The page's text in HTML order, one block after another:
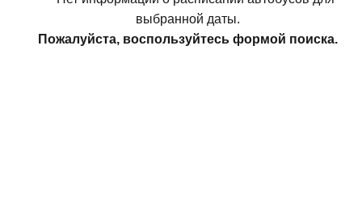
выбранной даты.
Пожалуйста, воспользуйтесь формой поиска.